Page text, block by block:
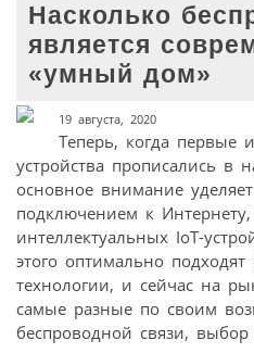
Насколько
является
«умный дом»
19 августа, 2020
Теперь, когда первые
устройства прописались в
основное внимание
подключением к
интеллектуальных IoT-
этого оптимально
технологии, и сейчас на
самые разные по своим
беспроводной связи, выбор